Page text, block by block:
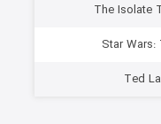
منتشر شد